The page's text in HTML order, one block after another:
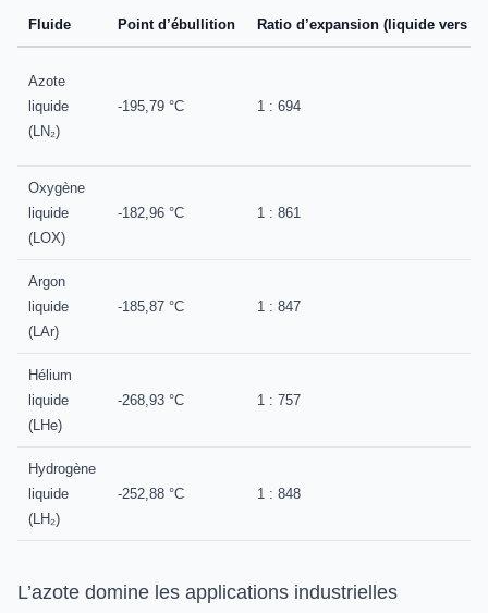
Fluide Point d’ébullition Ratio d’expansion (liquide vers
Azote
liquide
(LN₂)
-195,79 °C 1 : 694
Oxygène
liquide
(LOX)
-182,96 °C 1 : 861
Argon
liquide
(LAr)
-185,87 °C 1 : 847
Hélium
liquide
(LHe)
-268,93 °C 1 : 757
Hydrogène
liquide
(LH₂)
-252,88 °C 1 : 848
L’azote domine les applications industrielles